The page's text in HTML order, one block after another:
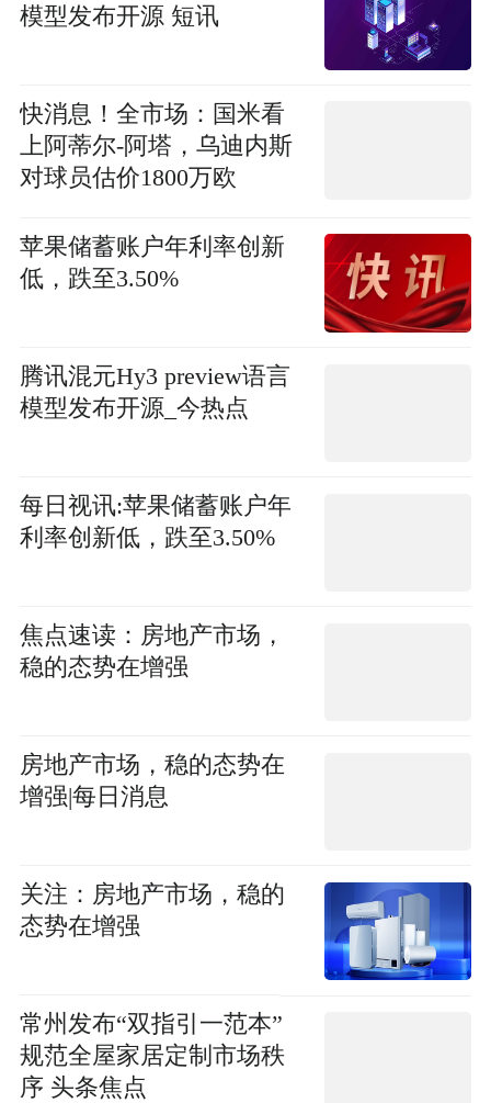
模型发布开源 短讯
快消息！全市场：国米看
上阿蒂尔-阿塔，乌迪内斯
对球员估价1800万欧
苹果储蓄账户年利率创新
低，跌至3.50%
腾讯混元Hy3 preview语言
模型发布开源_今热点
每日视讯:苹果储蓄账户年
利率创新低，跌至3.50%
焦点速读：房地产市场，
稳的态势在增强
房地产市场，稳的态势在
增强|每日消息
关注：房地产市场，稳的
态势在增强
常州发布“双指引一范本”
规范全屋家居定制市场秩
序 头条焦点